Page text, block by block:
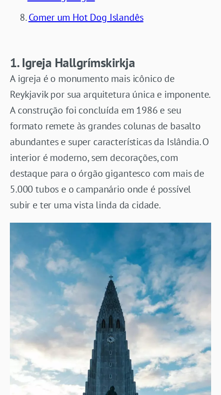
Comer um Hot Dog Islandês
1. Igreja Hallgrímskirkja
A igreja é o monumento mais icônico de
Reykjavik por sua arquitetura única e imponente.
A construção foi concluída em 1986 e seu
formato remete às grandes colunas de basalto
abundantes e super características da Islândia. O
interior é moderno, sem decorações, com
destaque para o órgão gigantesco com mais de
5.000 tubos e o campanário onde é possível
subir e ter uma vista linda da cidade.